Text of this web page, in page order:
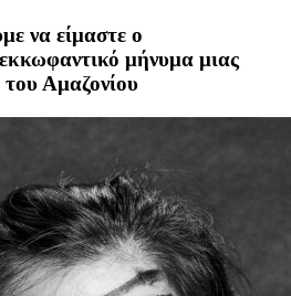
να είμαστε ο
μήνυμα μιας
Αμαζονίου